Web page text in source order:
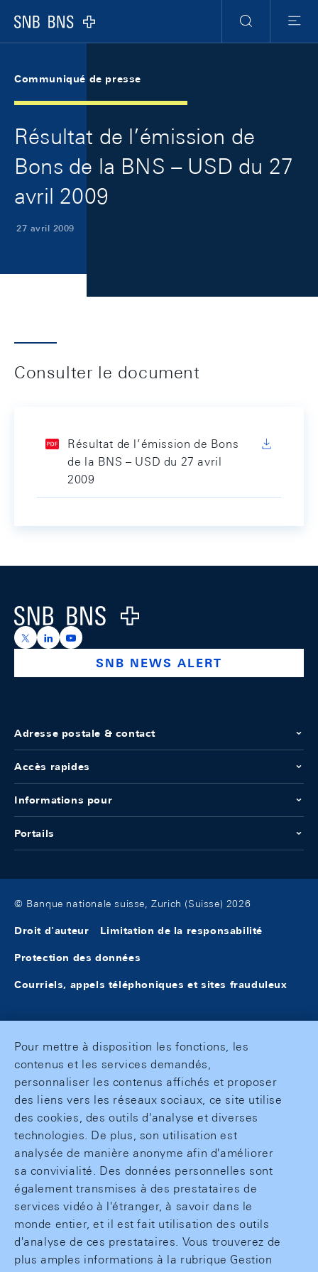
Logo
RechercheMenu
Communiqué de presse
Résultat de l’émission de
Bons de la BNS – USD du 27
avril 2009
27 avril 2009
Consulter le document
Résultat de l’émission de Bons
de la BNS – USD du 27 avril
2009
Logo
https://x.com/snb_bns
https://ch.linkedin.com/company/swiss-national-
https://www.youtube.com/@swissnationalbank
SNB NEWS ALERT
Adresse postale & contact
Accès rapides
Informations pour
Portails
© Banque nationale suisse, Zurich (Suisse) 2026
Droit d'auteur Limitation de la responsabilité
Protection des données
Courriels, appels téléphoniques et sites frauduleux
Pour mettre à disposition les fonctions, les
contenus et les services demandés,
personnaliser les contenus affichés et proposer
des liens vers les réseaux sociaux, ce site utilise
des cookies, des outils d'analyse et diverses
technologies. De plus, son utilisation est
analysée de manière anonyme afin d'améliorer
sa convivialité. Des données personnelles sont
également transmises à des prestataires de
services vidéo à l'étranger, à savoir dans le
monde entier, et il est fait utilisation des outils
d'analyse de ces prestataires. Vous trouverez de
plus amples informations à la rubrique Gestion